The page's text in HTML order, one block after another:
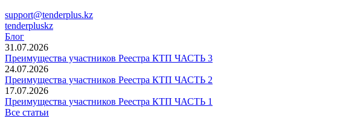
support@tenderplus.kz
tenderpluskz
Блог
31.07.2026
Преимущества участников Реестра КТП ЧАСТЬ 3
24.07.2026
Преимущества участников Реестра КТП ЧАСТЬ 2
17.07.2026
Преимущества участников Реестра КТП ЧАСТЬ 1
Все статьи